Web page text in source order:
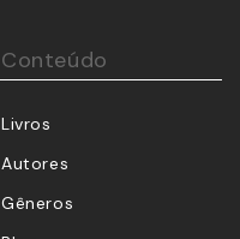
Conteúdo
Livros
Autores
Gêneros